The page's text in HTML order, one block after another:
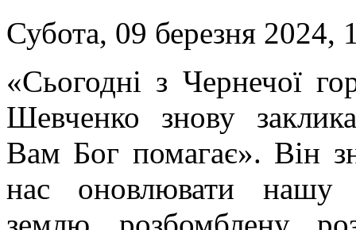
Субота, 09 березня 2024,
«Сьогодні з Чернечої
Шевченко знову
Вам Бог помагає». Він
нас оновлювати нашу